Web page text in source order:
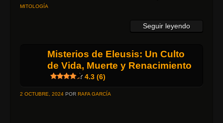
Seguir leyendo
MITOLOGÍA
Misterios de Eleusis: Un Culto
de Vida, Muerte y Renacimiento
4.3 (6)
2 OCTUBRE, 2024 POR RAFA GARCÍA